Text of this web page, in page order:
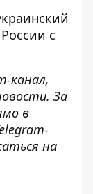
с
канал,
За
в
на